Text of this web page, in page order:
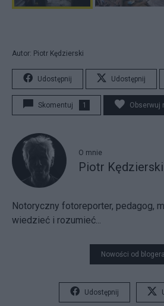
Autor: Piotr Kędzierski
Udostępnij Udostępnij
Skomentuj 1 Obserwuj
O mnie
Piotr Kędzierski
Notoryczny fotoreporter, pedagog,
wiedzieć i rozumieć...
Nowości od blogera
Udostępnij